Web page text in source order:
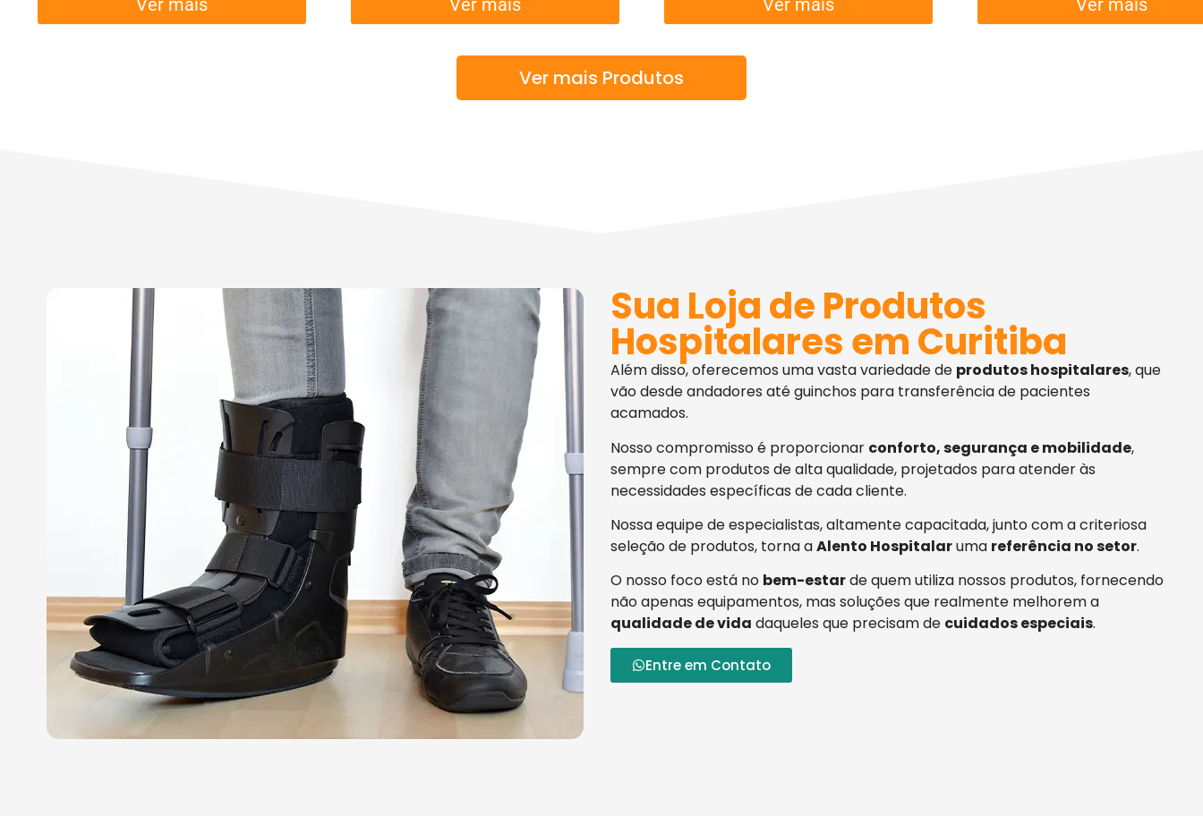
Ver mais Ver mais Ver mais Ver mais
Ver mais Produtos
Sua Loja de Produtos
Hospitalares em Curitiba
Além disso, oferecemos uma vasta variedade de produtos hospitalares, que
vão desde andadores até guinchos para transferência de pacientes
acamados.
Nosso compromisso é proporcionar conforto, segurança e mobilidade,
sempre com produtos de alta qualidade, projetados para atender às
necessidades específicas de cada cliente.
Nossa equipe de especialistas, altamente capacitada, junto com a criteriosa
seleção de produtos, torna aAlento Hospitalaruma referência no setor.
O nosso foco está no bem-estarde quem utiliza nossos produtos, fornecendo
não apenas equipamentos, mas soluções que realmente melhorem a
qualidade de vida daqueles que precisam de cuidados especiais.
Entre em Contato